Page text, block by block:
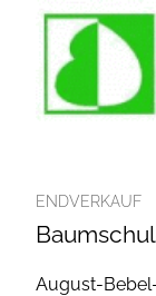
ENDVERKAUF
August-